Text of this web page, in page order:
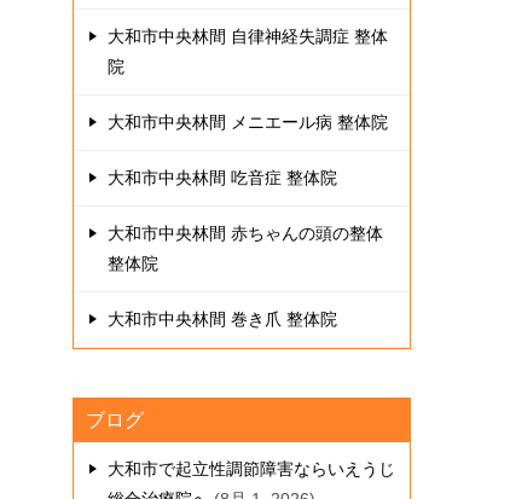
大和市中央林間 自律神経失調症 整体
院
大和市中央林間 メニエール病 整体院
大和市中央林間 吃音症 整体院
大和市中央林間 赤ちゃんの頭の整体
整体院
大和市中央林間 巻き爪 整体院
ブログ
大和市で起立性調節障害ならいえうじ